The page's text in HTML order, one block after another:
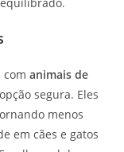
animais de
segura. Eles
menos
em cães e gatos